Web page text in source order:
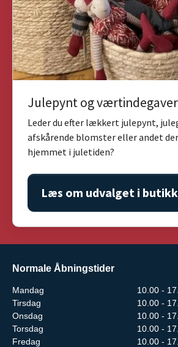
Julepynt og værtindegaver
Leder du efter lækkert julepynt,
afskårende blomster eller andet
hjemmet i juletiden?
Læs om udvalget i
Normale Åbningstider
Mandag
10.00 -
Tirsdag
10.00 -
Onsdag
10.00 -
Torsdag
10.00 -
Fredag
10.00 -